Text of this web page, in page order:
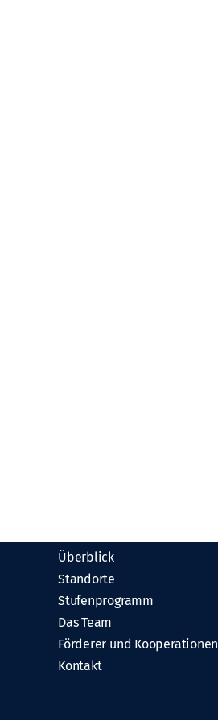
Überblick
Standorte
Stufenprogramm
Das Team
Förderer und Kooperationen
Kontakt